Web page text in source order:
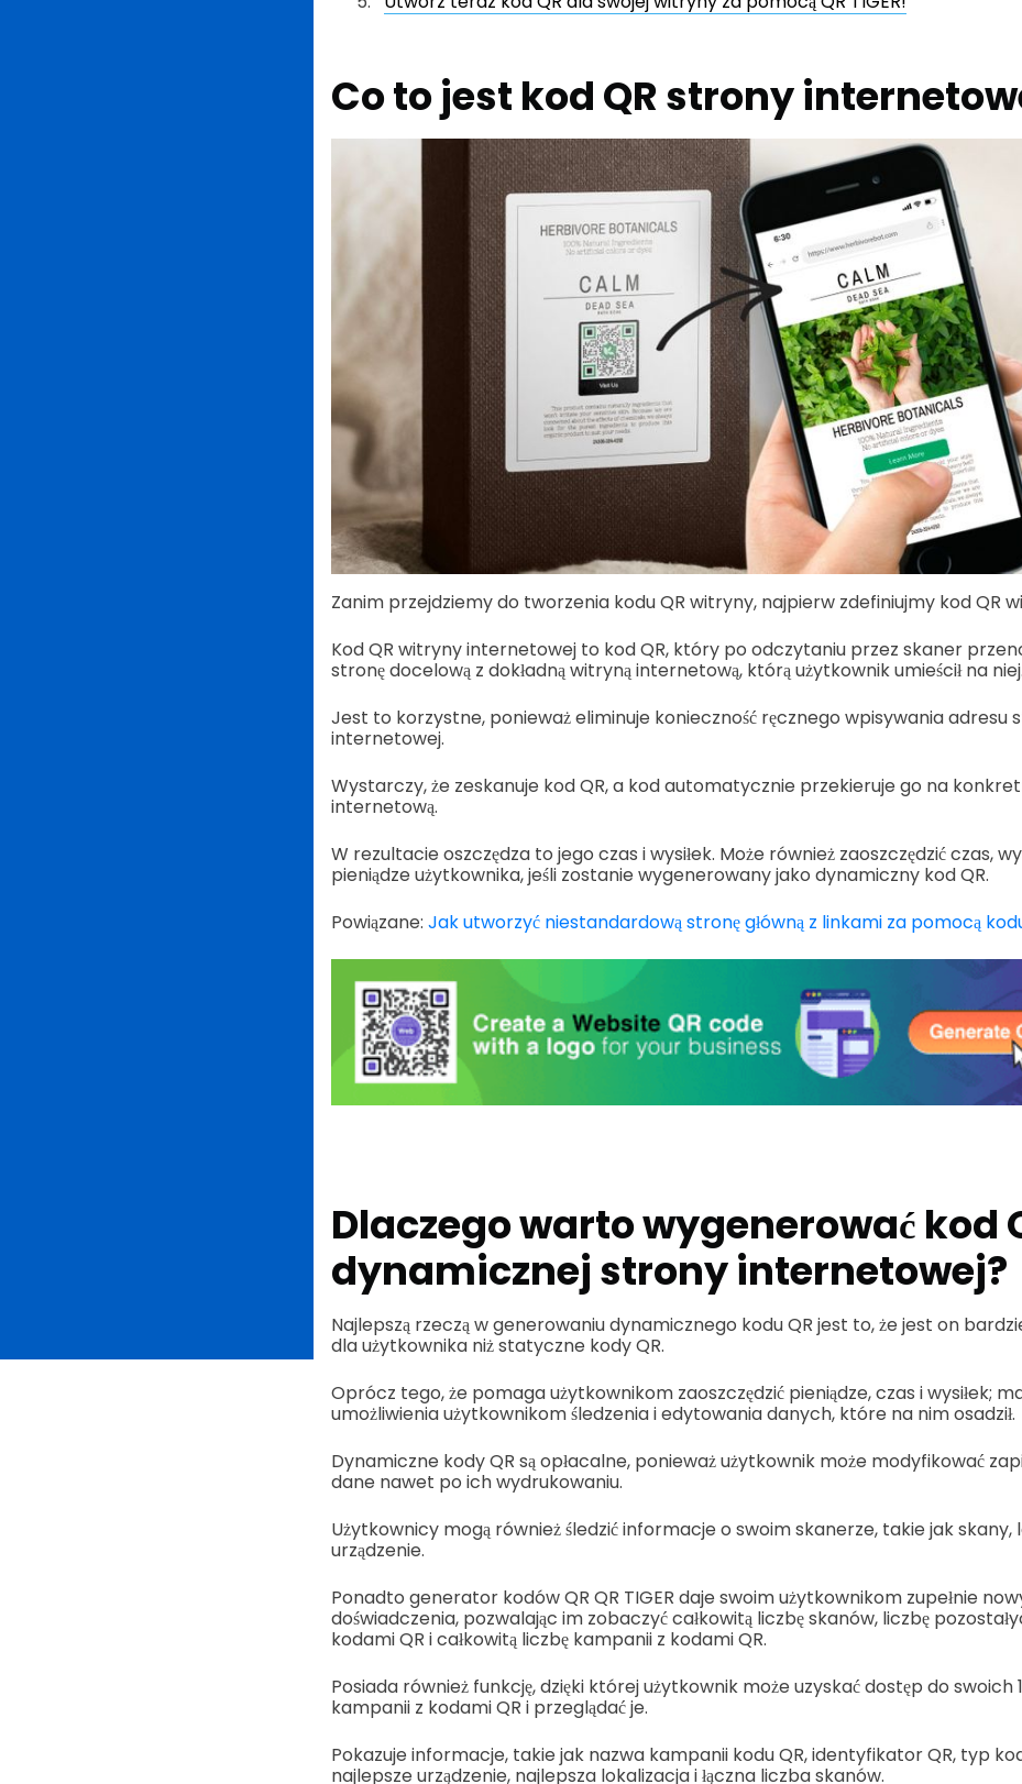
Co to jest kod QR strony
Zanim przejdziemy do tworzenia kodu QR witryny, najpierw zdefiniujmy kod QR
Kod QR witryny internetowej to kod QR, który po odczytaniu przez skaner
stronę docelową z dokładną witryną internetową, którą użytkownik umieścił na niej.
Jest to korzystne, ponieważ eliminuje konieczność ręcznego wpisywania adresu
internetowej.
Wystarczy, że zeskanuje kod QR, a kod automatycznie przekieruje go na
internetową.
W rezultacie oszczędza to jego czas i wysiłek. Może również zaoszczędzić czas,
pieniądze użytkownika, jeśli zostanie wygenerowany jako dynamiczny kod QR.
Powiązane: Jak utworzyć niestandardową stronę główną z linkami za pomocą
Dlaczego warto wygenerować kod
dynamicznej strony internetowej?
Najlepszą rzeczą w generowaniu dynamicznego kodu QR jest to, że jest on
dla użytkownika niż statyczne kody QR.
Oprócz tego, że pomaga użytkownikom zaoszczędzić pieniądze, czas i wysiłek;
umożliwienia użytkownikom śledzenia i edytowania danych, które na nim osadził.
Dynamiczne kody QR są opłacalne, ponieważ użytkownik może modyfikować
dane nawet po ich wydrukowaniu.
Użytkownicy mogą również śledzić informacje o swoim skanerze, takie jak skany,
urządzenie.
Ponadto generator kodów QR QR TIGER daje swoim użytkownikom zupełnie
doświadczenia, pozwalając im zobaczyć całkowitą liczbę skanów, liczbę
kodami QR i całkowitą liczbę kampanii z kodami QR.
Posiada również funkcję, dzięki której użytkownik może uzyskać dostęp do swoich
kampanii z kodami QR i przeglądać je.
Pokazuje informacje, takie jak nazwa kampanii kodu QR, identyfikator QR, typ
najlepsze urządzenie, najlepsza lokalizacja i łączna liczba skanów.